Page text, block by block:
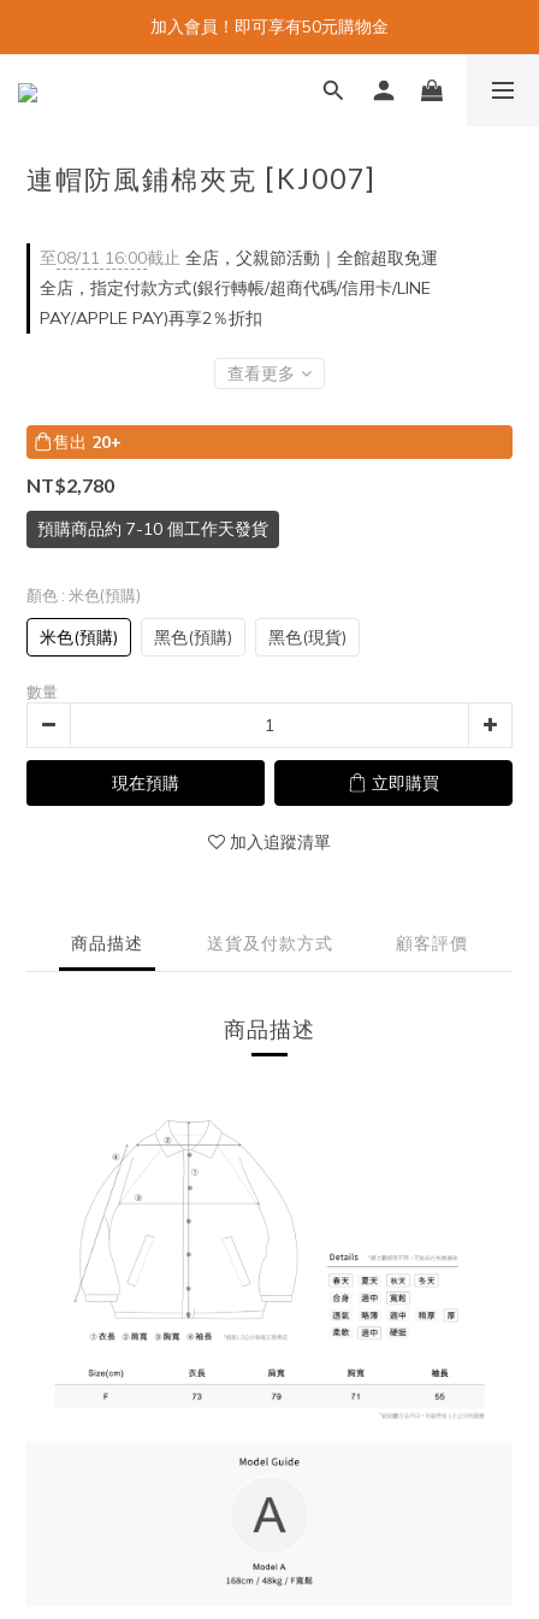
加入會員！即可享有50元購物金
連帽防風鋪棉夾克 [KJ007]
至08/11 16:00截止 全店，父親節活動｜全館超取免運
全店，指定付款方式(銀行轉帳/超商代碼/信用卡/LINE
PAY/APPLE PAY)再享2％折扣
查看更多
售出 20+
NT$2,780
預購商品約 7-10 個工作天發貨
顏色 : 米色(預購)
米色(預購) 黑色(預購) 黑色(現貨)
數量
現在預購 立即購買
加入追蹤清單
商品描述 送貨及付款方式 顧客評價
商品描述